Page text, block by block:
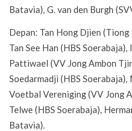
Batavia), G. van den Burgh
Depan: Tan Hong Djien (Tiong
Tan See Han (HBS Soerabaja),
Pattiwael (VV Jong Ambon
Soedarmadji (HBS Soerabaja),
Voetbal Vereniging (VV Jong
Telwe (HBS Soerabaja),
Batavia).